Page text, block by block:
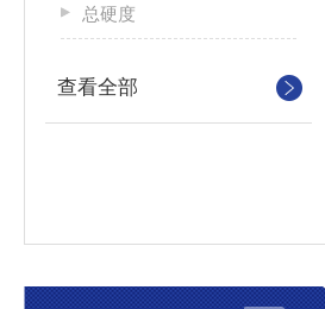
总硬度
查看全部